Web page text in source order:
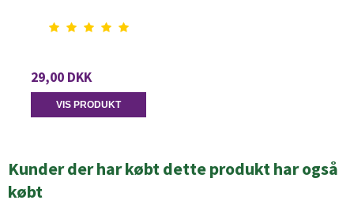
29,00 DKK
VIS PRODUKT
Kunder der har købt dette produkt har også
købt